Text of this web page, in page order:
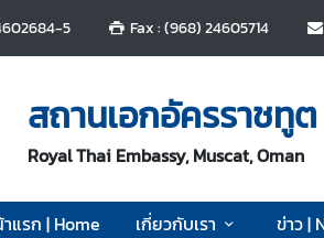
5 Fax : (968) 24605714
สถานเอกอัครราช
Royal Thai Embassy, Muscat, Oman
แรก | Home เกี่ยวกับเรา ข่าว |